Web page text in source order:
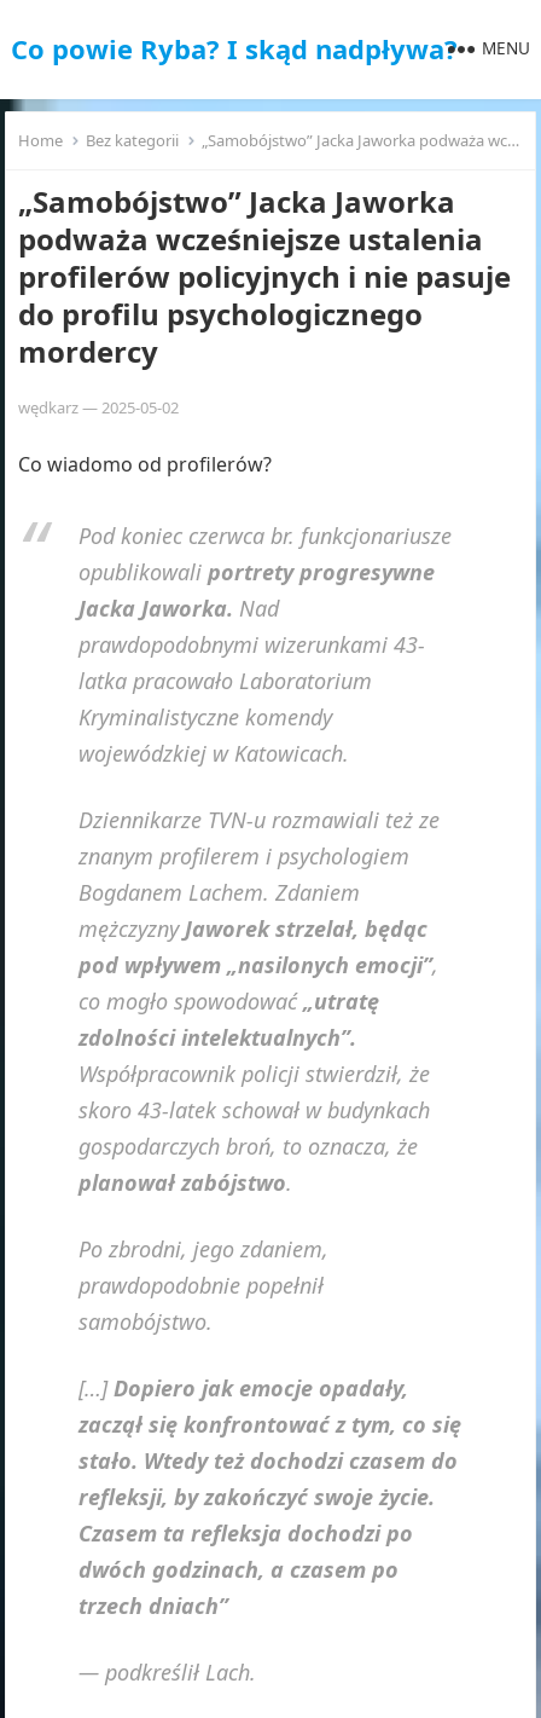
Co powie Ryba? I skąd nadpływa? MENU
Home Bez kategorii „Samobójstwo” Jacka Jaworka podważa wcześniejsze ustalenia profilerów policyjnych i nie pasuje do profilu psychologicznego mordercy
„Samobójstwo” Jacka Jaworka
podważa wcześniejsze ustalenia
profilerów policyjnych i nie pasuje
do profilu psychologicznego
mordercy
wędkarz—2025-05-02
Co wiadomo od profilerów?
Pod koniec czerwca br. funkcjonariusze
opublikowaliportrety progresywne
Jacka Jaworka. Nad
prawdopodobnymi wizerunkami 43-
latka pracowało Laboratorium
Kryminalistyczne komendy
wojewódzkiej w Katowicach.
Dziennikarze TVN-u rozmawiali też ze
znanym profilerem i psychologiem
Bogdanem Lachem. Zdaniem
mężczyzny Jaworek strzelał, będąc
pod wpływem „nasilonych emocji”,
co mogło spowodować„utratę
zdolności intelektualnych”.
Współpracownik policji stwierdził, że
skoro 43-latek schował w budynkach
gospodarczych broń, to oznacza, że
planował zabójstwo.
Po zbrodni, jego zdaniem,
prawdopodobnie popełnił
samobójstwo.
[…] Dopiero jak emocje opadały,
zaczął się konfrontować z tym, co się
stało. Wtedy też dochodzi czasem do
refleksji, by zakończyć swoje życie.
Czasem ta refleksja dochodzi po
dwóch godzinach, a czasem po
trzech dniach”
— podkreślił Lach.